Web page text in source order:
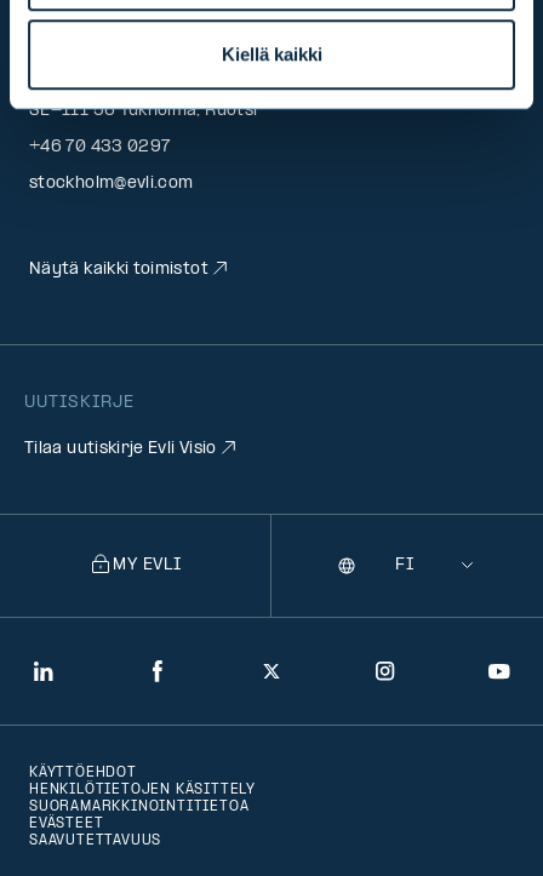
Kiellä kaikki
UUTISKIRJE
Tilaa uutiskirje Evli Visio
Regeringsgatan 67
SE-111 56 Tukholma, Ruotsi
+46 70 433 0297
stockholm@evli.com
Näytä kaikki toimistot
LinkedIn Facebook Twitter Instagram
MY EVLI
Selecting
Kieli
KÄYTTÖEHDOT
HENKILÖTIETOJEN KÄSITTELY
SUORAMARKKINOINTITIETOA
EVÄSTEET
SAAVUTETTAVUUS